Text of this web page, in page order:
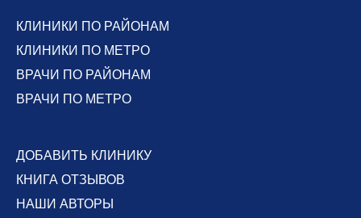
КЛИНИКИ ПО РАЙОНАМ
КЛИНИКИ ПО МЕТРО
ВРАЧИ ПО РАЙОНАМ
ВРАЧИ ПО МЕТРО
ДОБАВИТЬ КЛИНИКУ
КНИГА ОТЗЫВОВ
НАШИ АВТОРЫ